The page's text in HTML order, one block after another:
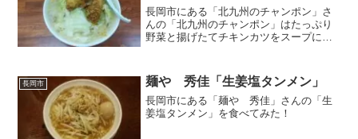
長岡市にある「北九州のチャンポン」さ
んの「北九州のチャンポン」はたっぷり
野菜と揚げたてチキンカツをスープに浸
長岡市 麺や 秀佳「生姜塩タンメン」
長岡市にある「麺や 秀佳」さんの「生
姜塩タンメン」を食べてみた！